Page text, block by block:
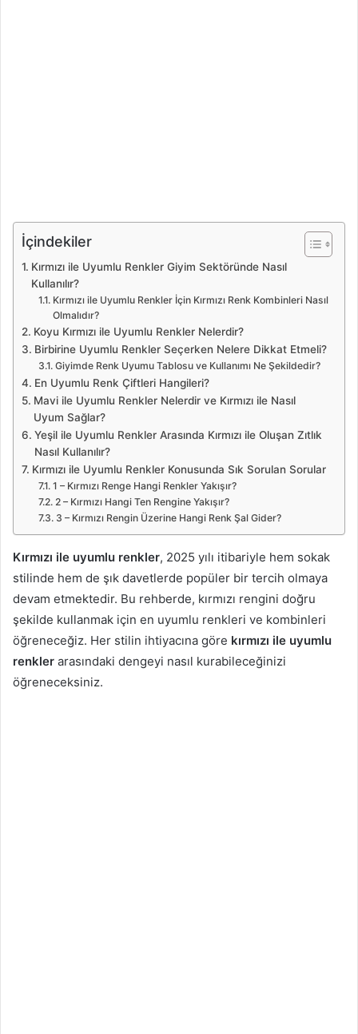
İçindekiler
Kırmızı ile Uyumlu Renkler Giyim Sektöründe Nasıl
Kullanılır?
Kırmızı ile Uyumlu Renkler İçin Kırmızı Renk Kombinleri Nasıl
Olmalıdır?
Koyu Kırmızı ile Uyumlu Renkler Nelerdir?
Birbirine Uyumlu Renkler Seçerken Nelere Dikkat Etmeli?
Giyimde Renk Uyumu Tablosu ve Kullanımı Ne Şekildedir?
En Uyumlu Renk Çiftleri Hangileri?
Mavi ile Uyumlu Renkler Nelerdir ve Kırmızı ile Nasıl
Uyum Sağlar?
Yeşil ile Uyumlu Renkler Arasında Kırmızı ile Oluşan Zıtlık
Nasıl Kullanılır?
Kırmızı ile Uyumlu Renkler Konusunda Sık Sorulan Sorular
1 – Kırmızı Renge Hangi Renkler Yakışır?
2 – Kırmızı Hangi Ten Rengine Yakışır?
3 – Kırmızı Rengin Üzerine Hangi Renk Şal Gider?
Kırmızı ile uyumlu renkler, 2025 yılı itibariyle hem sokak
stilinde hem de şık davetlerde popüler bir tercih olmaya
devam etmektedir. Bu rehberde, kırmızı rengini doğru
şekilde kullanmak için en uyumlu renkleri ve kombinleri
öğreneceğiz. Her stilin ihtiyacına göre kırmızı ile uyumlu
renkler arasındaki dengeyi nasıl kurabileceğinizi
öğreneceksiniz.